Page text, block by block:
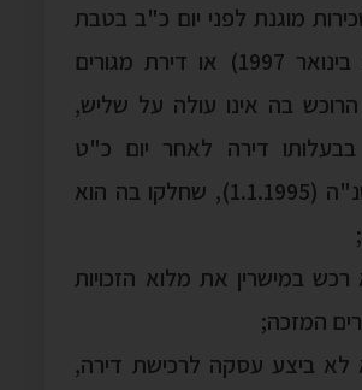
מוגנת לפני יום כ"ב בטבת
התשנ"ז (1 בינואר 1997) או דירת מגורים
בה אינו עולה על שליש,
בבעלותו דירה לאחר יום כ"ט
בטבת התשנ"ה (1.1.1995), שחלקו בה הוא
במישרין את מלוא הזכויות
המזכה;
ביצע עסקה לרכישת דירה,